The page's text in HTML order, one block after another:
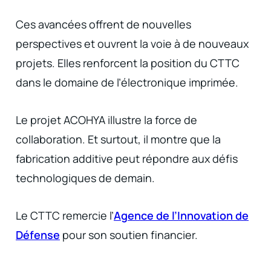
Ces avancées offrent de nouvelles
perspectives et ouvrent la voie à de nouveaux
projets. Elles renforcent la position du CTTC
dans le domaine de l’électronique imprimée.
Le projet ACOHYA illustre la force de
collaboration. Et surtout, il montre que la
fabrication additive peut répondre aux défis
technologiques de demain.
Le CTTC remercie l’Agence de l’Innovation de
Défense pour son soutien financier.